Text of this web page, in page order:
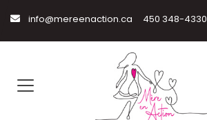
info@mereenaction.ca 450 348-4330